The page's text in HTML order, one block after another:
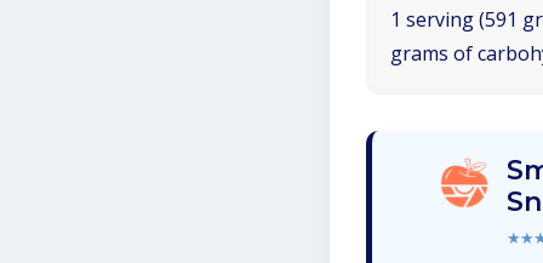
1 serving (591
grams of